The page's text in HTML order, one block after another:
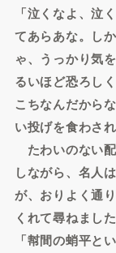
「泣くなよ、泣
てあらあな。し
ゃ、うっかり気
るいほど恐ろし
こちなんだから
い投げを食わされ
たわいのない
しながら、名人
が、おりよく通
くれて尋ねました
「幇間の蛸平と